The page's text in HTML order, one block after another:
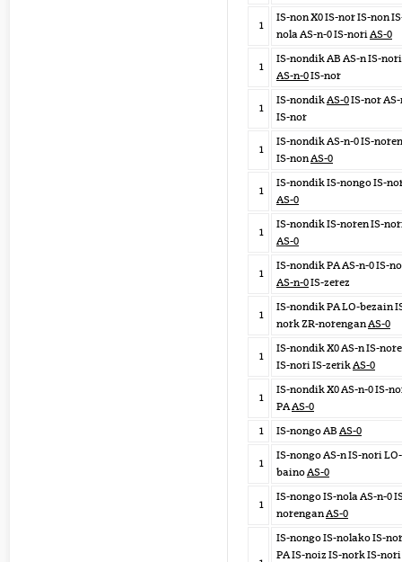
1
IS-non X0 IS-nor IS-non
nola AS-n-0 IS-noriAS-0
1
IS-nondik AB AS-n IS-nori
AS-n-0IS-nor
1
IS-nondikAS-0IS-nor
IS-nor
1
IS-nondik AS-n-0 IS-noren
IS-nonAS-0
1
IS-nondik IS-nongo IS-
AS-0
1
IS-nondik IS-noren IS-
AS-0
1
IS-nondik PA AS-n-0 IS-
AS-n-0IS-zerez
1
IS-nondik PA LO-bezain
nork ZR-norenganAS-0
1
IS-nondik X0 AS-n IS-
IS-nori IS-zerikAS-0
1
IS-nondik X0 AS-n-0 IS-
PAAS-0
1
IS-nongo AB AS-0
1
IS-nongo AS-n IS-nori LO-
bainoAS-0
1
IS-nongo IS-nola AS-n-0
norenganAS-0
IS-nongo IS-nolako IS-nor
PA IS-noiz IS-nork IS-nori